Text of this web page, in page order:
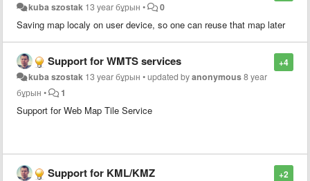
kuba szostak 13 year бұрын • 0
Saving map localy on user device, so one can reuse that map later
+4
Support for WMTS services
kuba szostak 13 year бұрын •updated byanonymous8 year
бұрын • 1
Support for Web Map Tile Service
+2
Support for KML/KMZ